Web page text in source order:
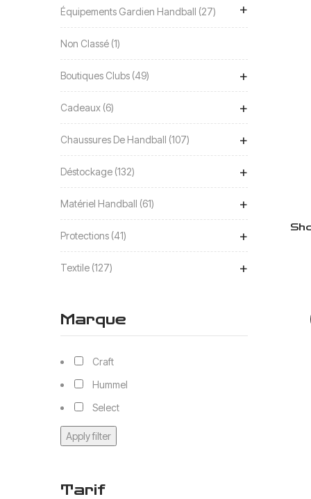
Équipements Gardien Handball 27 +
Non Classé 1
Boutiques Clubs 49 +
Cadeaux 6 +
Chaussures De Handball 107 +
Déstockage 132 +
Matériel Handball 61 +
Protections 41 +
Textile 127 +
Marque
Craft
Hummel
Select
Apply filter
Tarif